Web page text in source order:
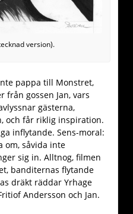
version).
pappa till Monstret,
från gossen Jan, vars
gästerna,
och får riklig inspiration.
inflytande. Sens-moral:
om, såvida inte
sig in. Alltnog, filmen
banditernas flytande
dräkt räddar Yrhage
Andersson och Jan.